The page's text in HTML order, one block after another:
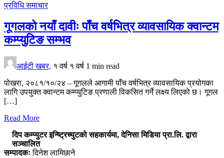
प्रविधिसमाचार
गूगलको नयाँ दावीः पाँच वर्षभित्र व्यावसायिक क्वान्टम
कम्प्युटिङ सम्भव
आईटी खबर, १ वर्ष १ वर्ष 1 min read
पोखरा, २०८१/१०/२४ – गूगलले आगामी पाँच वर्षभित्र व्यावसायिक प्रयोगका
लागि उपयुक्त क्वान्टम कम्प्युटिङ प्रणाली विकसित गर्ने लक्ष्य लिएको छ। गूगल
[…]
Read More
दिप कम्प्युटर इन्ष्ट्रिच्युटको सहकार्यमा, देनिसा मिडिया प्रा.लि. द्वारा
सञ्चालित
सम्पादकःदिनेश लामिछाने